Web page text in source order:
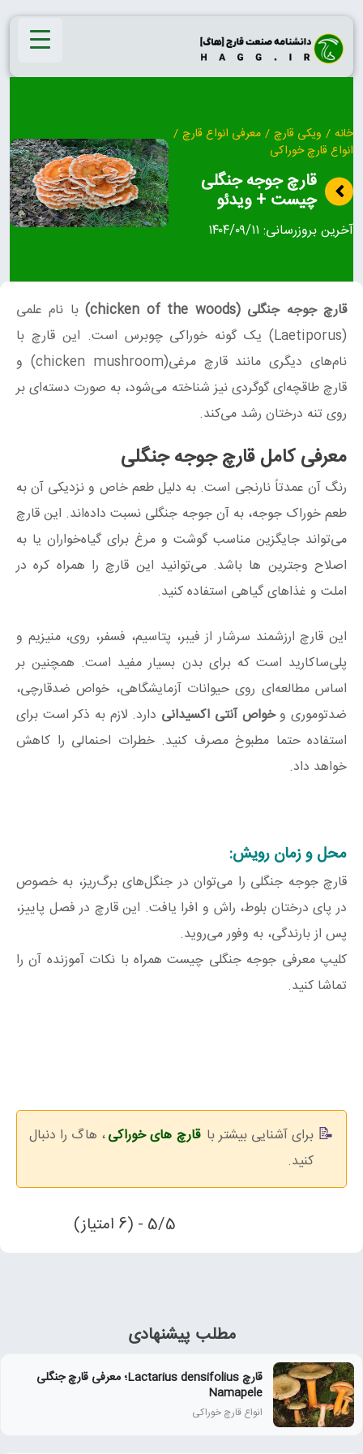
Skip
content
خانه / ویکی قارچ / معرفی انواع قارچ /
انواع قارچ خوراکی
قارچ جوجه جنگلی
چیست + ویدئو
آخرین بروزرسانی: ۱۴۰۴/۰۹/۱۱
قارچ جوجه جنگلی (chicken of the woods)
با نام علمی
(Laetiporus) یک گونه خوراکی چوبرس است. این قارچ با
نام‌های دیگری مانند قارچ مرغی(chicken mushroom) و
قارچ طاقچه‌ای گوگردی نیز شناخته می‌شود، به‌ صورت دسته‌ای بر
روی تنه درختان رشد می‌کند.
معرفی کامل قارچ جوجه جنگلی
رنگ آن عمدتاً نارنجی است. به دلیل طعم خاص و نزدیکی آن به
طعم خوراک جوجه، به آن جوجه جنگلی نسبت داده‌اند. این قارچ
می‌تواند جایگزین مناسب گوشت و مرغ برای گیاه‌خواران یا به
اصلاح وجترین ها باشد. می‌توانید این قارچ را همراه کره در
املت و غذاهای گیاهی استفاده کنید.
این قارچ ارزشمند سرشار از فیبر، پتاسیم، فسفر، روی، منیزیم و
پلی‌ساکارید است که برای بدن بسیار مفید است. همچنین بر
اساس مطالعه‌ای روی حیوانات آزمایشگاهی، خواص ضدقارچی،
ضدتوموری وخواص آنتی اکسیدانی دارد. لازم به ذکر است برای
استفاده حتما مطبوخ مصرف کنید. خطرات احنمالی را کاهش
خواهد داد.
محل و زمان رویش:
قارچ جوجه جنگلی را می‌توان در جنگل‌های برگ‌ریز، به خصوص
در پای درختان بلوط، راش و افرا یافت. این قارچ در فصل پاییز،
پس از بارندگی، به وفور می‌روید.
کلیپ معرفی جوجه جنگلی چیست همراه با نکات آموزنده آن را
تماشا کنید.
برای آشنایی بیشتر با قارچ های خوراکی، هاگ را دنبال
کنید.
5/5 - (6 امتیاز)
مطلب پیشنهادی
قارچ Lactarius densifolius؛ معرفی قارچ جنگلی
Namapele
انواع قارچ خوراکی